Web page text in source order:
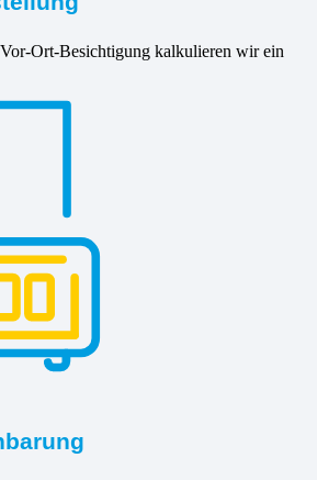
Ort-Besichtigung kalkulieren wir ein